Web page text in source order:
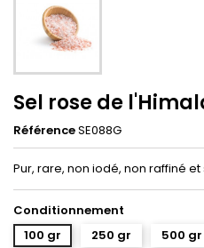
Sel rose de
RéférenceSE088G
Pur, rare, non iodé, non raffiné
Conditionnement
100 gr
250 gr 500 gr